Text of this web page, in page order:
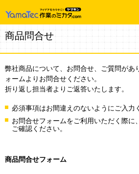
商品問合せ
弊社商品について、お問合せ、ご質問があ
ォームよりお問合せください。
折り返し担当者よりご返答いたします。
必須事項はお間違えのないようにご入力
お問合せフォームをご利用いただく際に、
ご確認ください。
商品問合せフォーム